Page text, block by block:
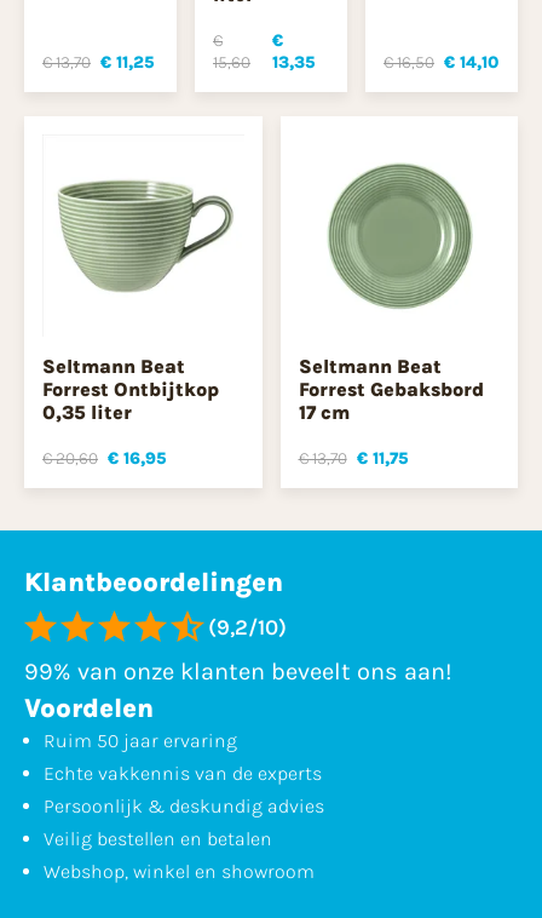
€ 13,70 € 11,25
€
15,60
€
13,35
€ 16,50 € 14,10
Seltmann Beat
Forrest Ontbijtkop
0,35 liter
€ 20,60 € 16,95
Seltmann Beat
Forrest Gebaksbord
17 cm
€ 13,70 € 11,75
Klantbeoordelingen
(9,2/10)
99% van onze klanten beveelt ons aan!
Voordelen
Ruim 50 jaar ervaring
Echte vakkennis van de experts
Persoonlijk & deskundig advies
Veilig bestellen en betalen
Webshop, winkel en showroom